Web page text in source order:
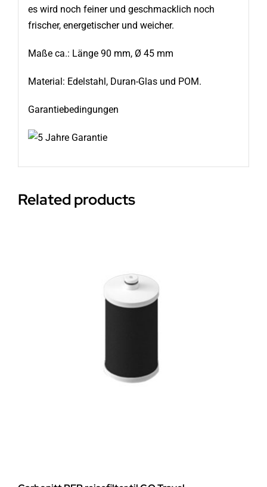
es wird noch feiner und geschmacklich noch
frischer, energetischer und weicher.
Maße ca.: Länge 90 mm, Ø 45 mm
Material: Edelstahl, Duran-Glas und POM.
Garantiebedingungen
Related products